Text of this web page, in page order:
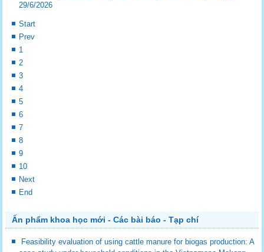
29/6/2026
Start
Prev
1
2
3
4
5
6
7
8
9
10
Next
End
Ấn phẩm khoa học mới - Các bài báo - Tạp chí
Feasibility evaluation of using cattle manure for biogas production: A